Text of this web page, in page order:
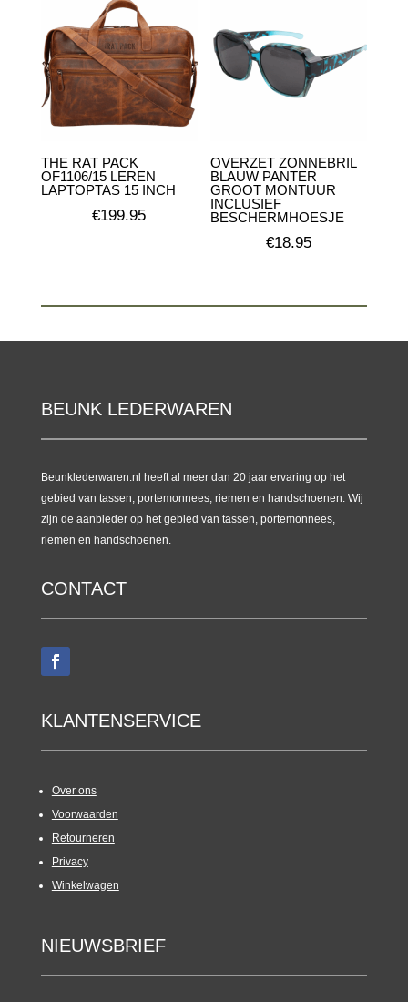
THE RAT PACK
OF1106/15 LEREN
LAPTOPTAS 15 INCH
€199.95
OVERZET ZONNEBRIL
BLAUW PANTER
GROOT MONTUUR
INCLUSIEF
BESCHERMHOESJE
€18.95
BEUNK LEDERWAREN
Beunklederwaren.nl heeft al meer dan 20 jaar ervaring op het
gebied van tassen, portemonnees, riemen en handschoenen. Wij
zijn de aanbieder op het gebied van tassen, portemonnees,
riemen en handschoenen.
CONTACT
KLANTENSERVICE
Over ons
Voorwaarden
Retourneren
Privacy
Winkelwagen
NIEUWSBRIEF